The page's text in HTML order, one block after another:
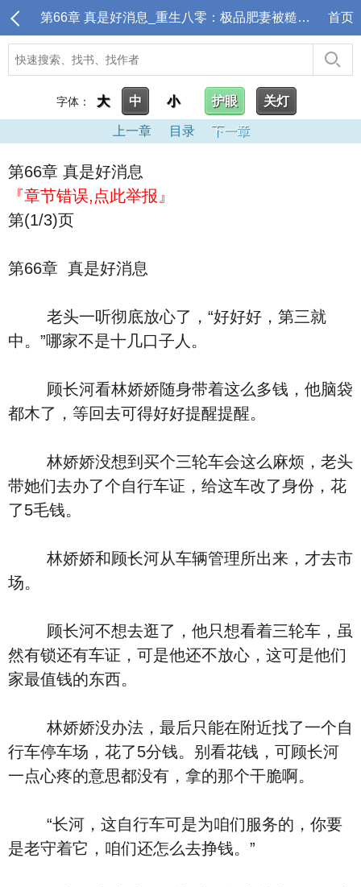
第66章 真是好消息_重生八零：极品肥妻被糙汉宠上天 首页
字体： 大 中 小 护眼 关灯
上一章 目录 下一章
第66章 真是好消息
『章节错误,点此举报』
第(1/3)页
第66章 真是好消息
老头一听彻底放心了，“好好好，第三就
中。”哪家不是十几口子人。
顾长河看林娇娇随身带着这么多钱，他脑袋
都木了，等回去可得好好提醒提醒。
林娇娇没想到买个三轮车会这么麻烦，老头
带她们去办了个自行车证，给这车改了身份，花
了5毛钱。
林娇娇和顾长河从车辆管理所出来，才去市
场。
顾长河不想去逛了，他只想看着三轮车，虽
然有锁还有车证，可是他还不放心，这可是他们
家最值钱的东西。
林娇娇没办法，最后只能在附近找了一个自
行车停车场，花了5分钱。别看花钱，可顾长河
一点心疼的意思都没有，拿的那个干脆啊。
“长河，这自行车可是为咱们服务的，你要
是老守着它，咱们还怎么去挣钱。”